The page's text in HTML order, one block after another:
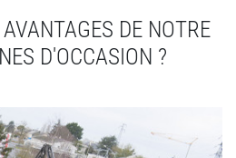
DE NOTRE
D'OCCASION ?